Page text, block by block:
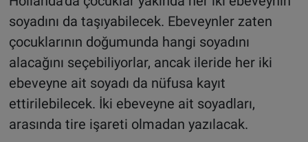
soyadını da taşıyabilecek. Ebeveynler zaten
çocuklarının doğumunda hangi soyadını
alacağını seçebiliyorlar, ancak ileride her iki
ebeveyne ait soyadı da nüfusa kayıt
ettirilebilecek. İki ebeveyne ait soyadları,
arasında tire işareti olmadan yazılacak.